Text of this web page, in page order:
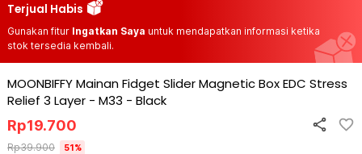
Terjual Habis
Gunakan fitur Ingatkan Saya untuk mendapatkan informasi ketika
stok tersedia kembali.
MOONBIFFY Mainan Fidget Slider Magnetic Box EDC Stress
Relief 3 Layer - M33 - Black
Rp19.700
Rp39.900 51%